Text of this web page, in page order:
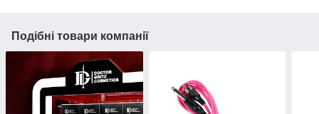
Подібні товари компанії